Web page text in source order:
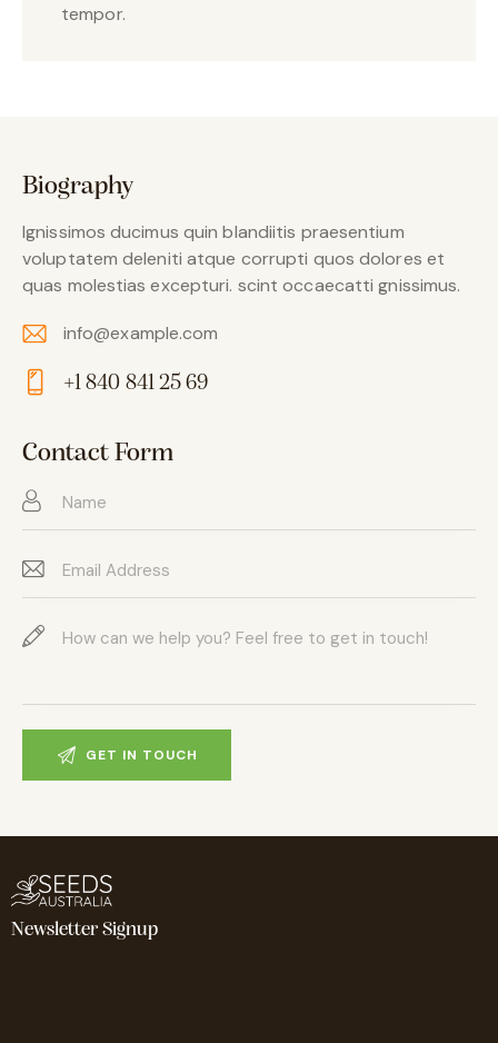
tempor.
Biography
Ignissimos ducimus quin blandiitis praesentium
voluptatem deleniti atque corrupti quos dolores et
quas molestias excepturi. scint occaecatti gnissimus.
E-
m
info@example.com
on
+1 840 841 25 69
Contact Form
Newsletter Signup